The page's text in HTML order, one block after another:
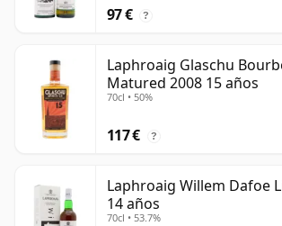
97 € ?
Laphroaig Glaschu
Matured 2008 15 años
70cl • 50%
117 € ?
Laphroaig Willem Dafoe
14 años
70cl • 53.7%